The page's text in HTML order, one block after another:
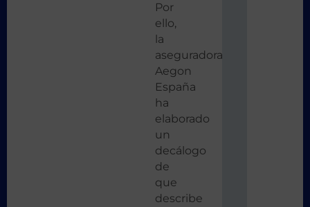
Por
ello,
la
aseguradora
Aegon
España
ha
elaborado
un
decálogo
de
que
describe